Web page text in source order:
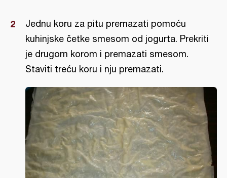
Jednu koru za pitu premazati pomoću
kuhinjske četke smesom od jogurta. Prekriti
je drugom korom i premazati smesom.
Staviti treću koru i nju premazati.